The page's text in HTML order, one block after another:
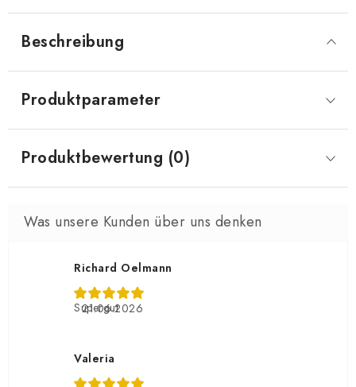
Beschreibung
Produktparameter
Produktbewertung (0)
Richard Oelmann
21.06.2026
Supergut
Valeria